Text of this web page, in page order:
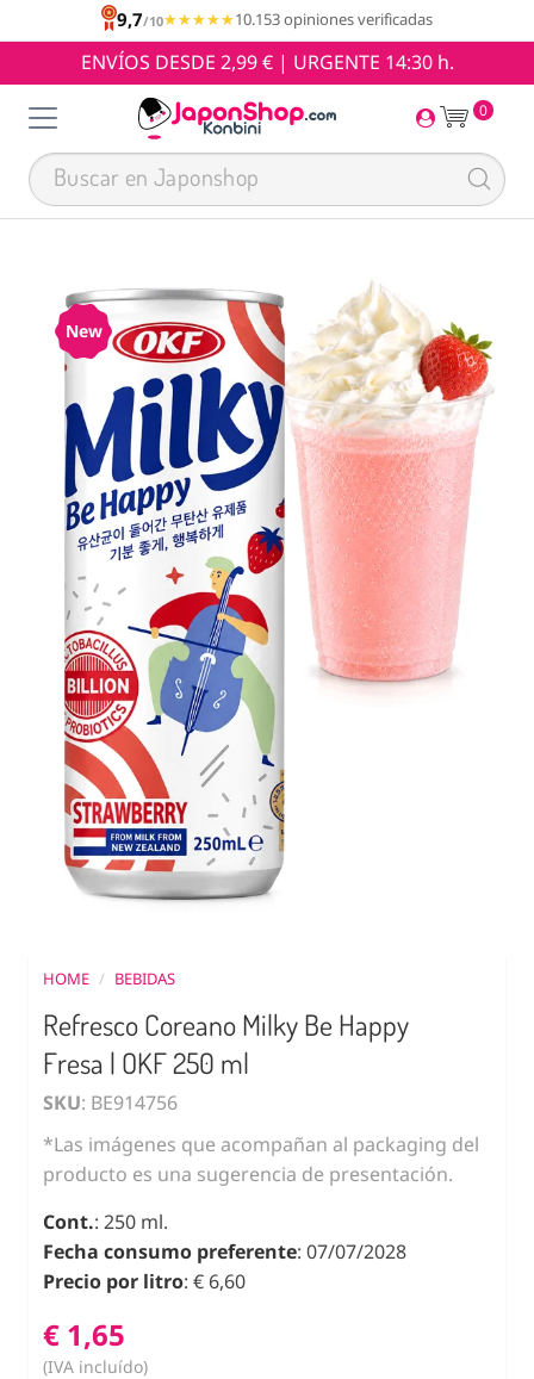
9,7/10★★★★★
★★★★★10.153 opiniones verificadas
ENVÍOS DESDE 2,99 € | URGENTE 14:30 h.
0
New
HOME / BEBIDAS
Refresco Coreano Milky Be Happy
Fresa | OKF 250 ml
SKU: BE914756
*Las imágenes que acompañan al packaging del
producto es una sugerencia de presentación.
Cont.: 250 ml.
Fecha consumo preferente: 07/07/2028
Precio por litro: € 6,60
€ 1,65
(IVA incluído)